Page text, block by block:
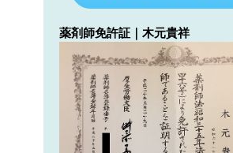
薬剤師免許証｜木元貴祥